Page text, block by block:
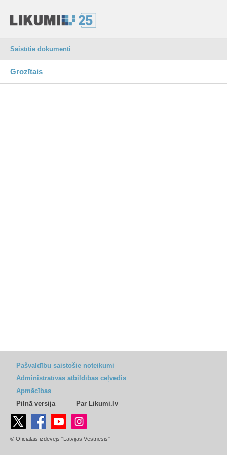
Saistītie dokumenti
Grozītais
Pašvaldību saistošie noteikumi
Administratīvās atbildības ceļvedis
Apmācības
Pilnā versija
Par Likumi.lv
© Oficiālais izdevējs "Latvijas Vēstnesis"